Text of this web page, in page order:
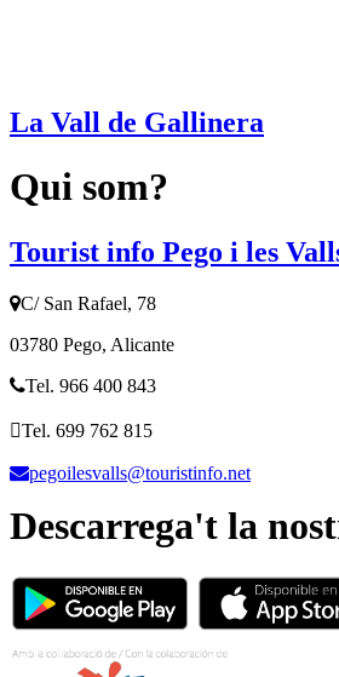
La Vall de Gallinera
Qui som?
Tourist info Pego i les
C/ San Rafael, 78
03780 Pego, Alicante
Tel. 966 400 843
Tel. 699 762 815
pegoilesvalls@touristinfo.net
Descarrega't la